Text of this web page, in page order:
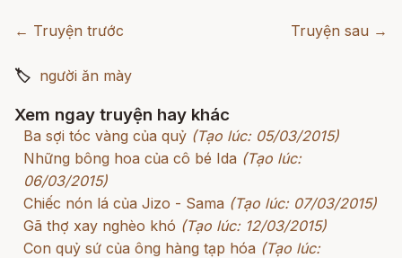
← Truyện trước Truyện sau →
🏷 người ăn mày
Xem ngay truyện hay khác
Ba sợi tóc vàng của quỷ (Tạo lúc: 05/03/2015)
Những bông hoa của cô bé Ida (Tạo lúc:
06/03/2015)
Chiếc nón lá của Jizo - Sama (Tạo lúc: 07/03/2015)
Gã thợ xay nghèo khó (Tạo lúc: 12/03/2015)
Con quỷ sứ của ông hàng tạp hóa (Tạo lúc: